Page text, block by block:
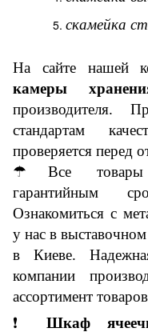
скамейка
На сайте нашей
камеры
производителя.
стандартам
проверяется перед
☂ Все
гарантийным
Ознакомиться с
у нас в
в Киеве.
компании
ассортимент
❗
Шкаф ячееч